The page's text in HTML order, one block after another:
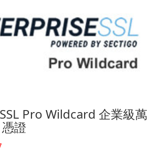
Pro Wildcard 企業級萬
證